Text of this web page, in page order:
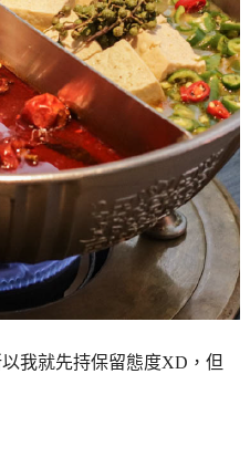
我就先持保留態度XD，但